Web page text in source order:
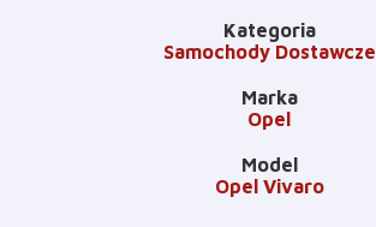
Kategoria
Samochody Dostawcze
Marka
Opel
Model
Opel Vivaro